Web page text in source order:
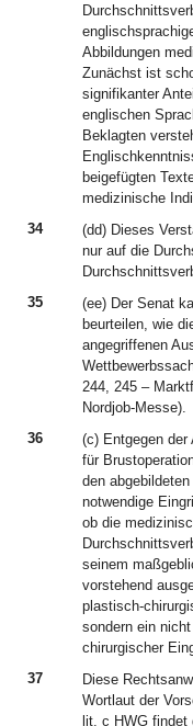
Abbildungen
Zunächst ist
signifikanter
englischen
Beklagten
beigefügten
medizinische
34
(dd) Dieses
nur auf die
35
(ee) Der Senat
beurteilen, wie
angegriffenen
244, 245 –
Nordjob-Messe).
36
(c) Entgegen
für
den
notwendige
ob die
seinem
vorstehend
plastisch-
sondern ein
chirurgischer
37
Diese
Wortlaut der
lit. c HWG findet